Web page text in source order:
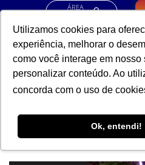
Utilizamos cookies para
experiência, melhorar o
como você interage em nosso
personalizar conteúdo. Ao
concorda com o uso de
Ok, entendi!
ÁREA
NOTÍCIAS